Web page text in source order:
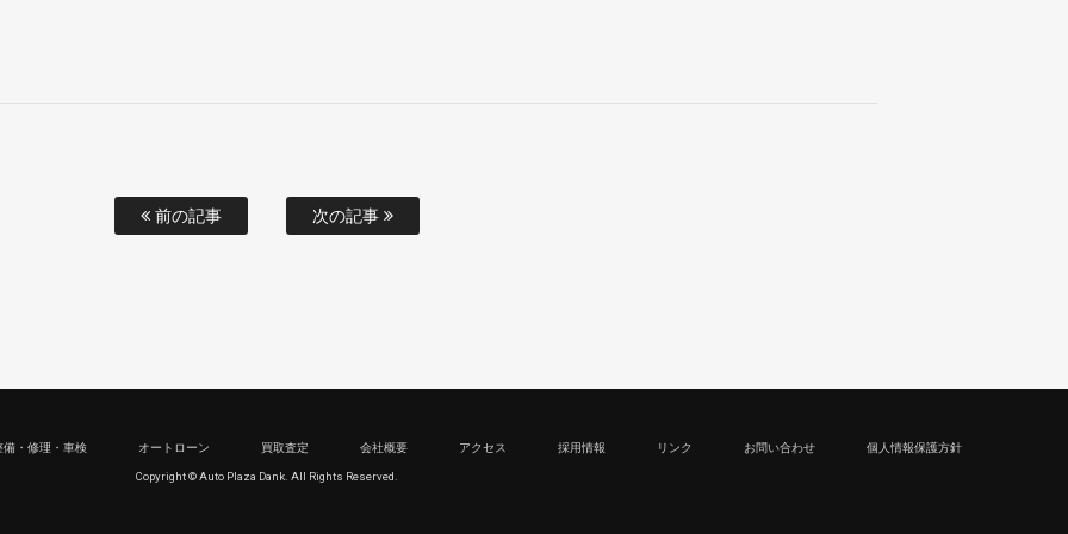
前の記事 次の記事
備・修理・車検 オートローン 買取査定 会社概要 アクセス 採用情報 リンク お問い合わせ 個人情報保護方針
Copyright © Auto Plaza Dank. All Rights Reserved.